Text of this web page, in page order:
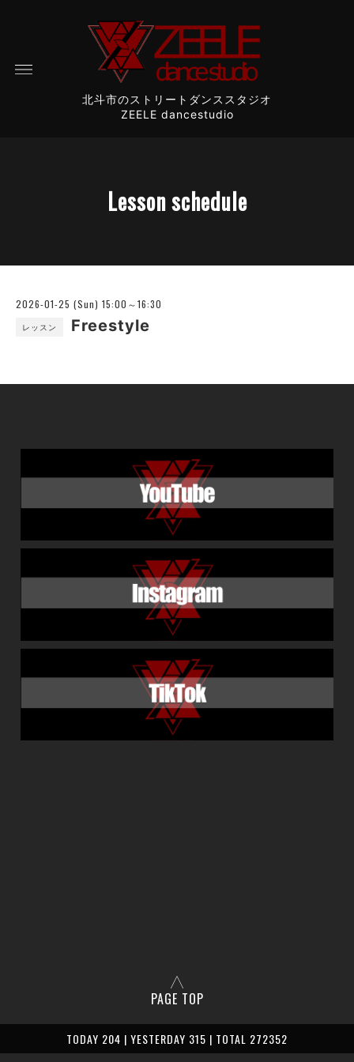
北斗市のストリートダンススタジオ
ZEELE dancestudio
Lesson schedule
2026-01-25 (Sun) 15:00～16:30
レッスン Freestyle
PAGE TOP
TODAY 204 | YESTERDAY 315 | TOTAL 272352